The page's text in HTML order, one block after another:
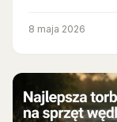
8 maja 2026